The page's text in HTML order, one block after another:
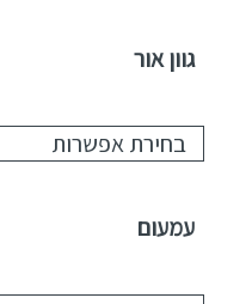
גוון אור
עמעום